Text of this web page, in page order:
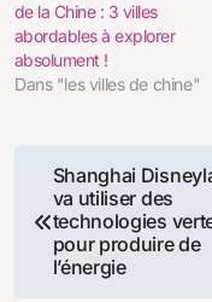
de la Chine : 3 villes
abordables à explorer
absolument !
Dans "les villes de chine"
Navigation
de
l’article
Shanghai
va utiliser des
technologies
pour produire de
l’énergie